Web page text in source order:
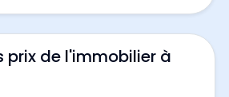
prix de l'immobilier à